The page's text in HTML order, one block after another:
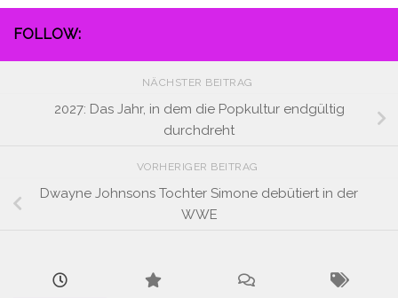
FOLLOW:
NÄCHSTER BEITRAG
2027: Das Jahr, in dem die Popkultur endgültig
durchdreht
VORHERIGER BEITRAG
Dwayne Johnsons Tochter Simone debütiert in der
WWE